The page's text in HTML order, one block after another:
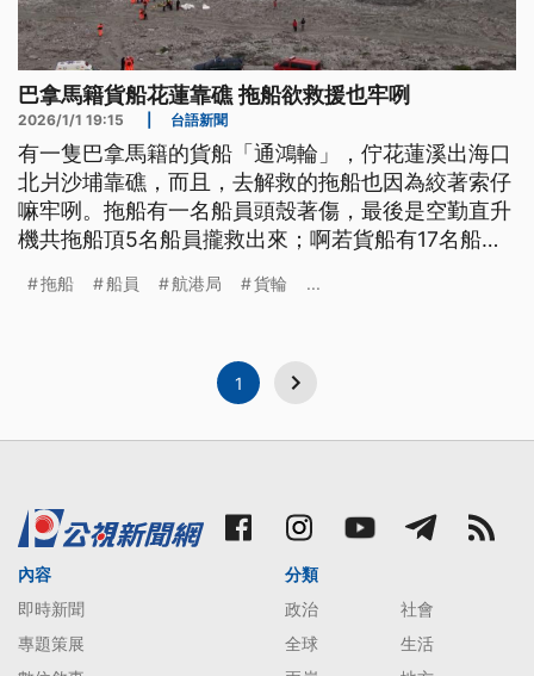
巴拿馬籍貨船花蓮靠礁 拖船欲救援也牢咧
2026/1/1 19:15 台語新聞
有一隻巴拿馬籍的貨船「通鴻輪」，佇花蓮溪出海口
北爿沙埔靠礁，而且，去解救的拖船也因為絞著索仔
嘛牢咧。拖船有一名船員頭殼著傷，最後是空勤直升
機共拖船頂5名船員攏救出來；啊若貨船有17名船
暗時，協調大型拖船去解救。（新聞標題、導言為台
拖船 船員 航港局 貨輪 ...
1
內容
即時新聞
專題策展
分類
政治
社會
全球
生活